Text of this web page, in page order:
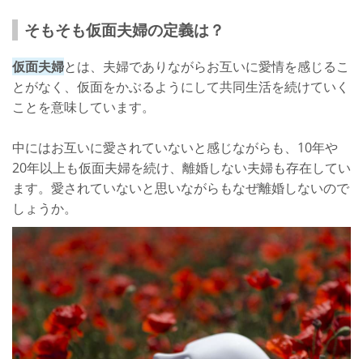
そもそも仮面夫婦の定義は？
仮面夫婦とは、夫婦でありながらお互いに愛情を感じるこ
とがなく、仮面をかぶるようにして共同生活を続けていく
ことを意味しています。
中にはお互いに愛されていないと感じながらも、10年や
20年以上も仮面夫婦を続け、離婚しない夫婦も存在してい
ます。愛されていないと思いながらもなぜ離婚しないので
しょうか。